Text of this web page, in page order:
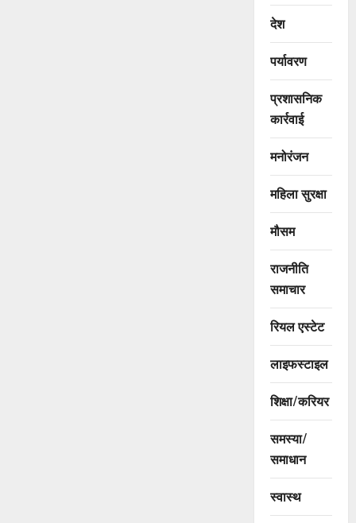
देश
पर्यावरण
प्रशासनिक
कार्रवाई
मनोरंजन
महिला सुरक्षा
मौसम
राजनीति
समाचार
रियल एस्टेट
लाइफस्टाइल
शिक्षा/करियर
समस्या/
समाधान
स्वास्थ